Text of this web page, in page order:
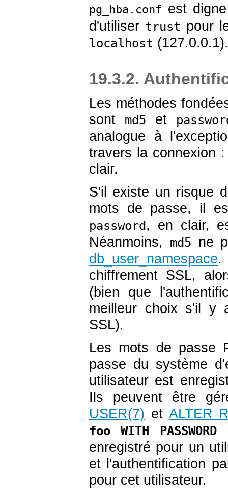
pg_hba.conf est
d'utiliser trust pour
localhost (127.0.0.1).
19.3.2.
Les méthodes
sont md5 et
analogue à
travers la connexion
clair.
S'il existe un risque
mots de passe, il
password , en clair,
Néanmoins, md5 ne
db_user_namespace.
chiffrement SSL,
(bien que
meilleur choix s'il y
SSL).
Les mots de passe
passe du système
utilisateur est
Ils peuvent être
USER(7) et ALTER
foo WITH
enregistré pour un
et l'authentification
pour cet utilisateur.